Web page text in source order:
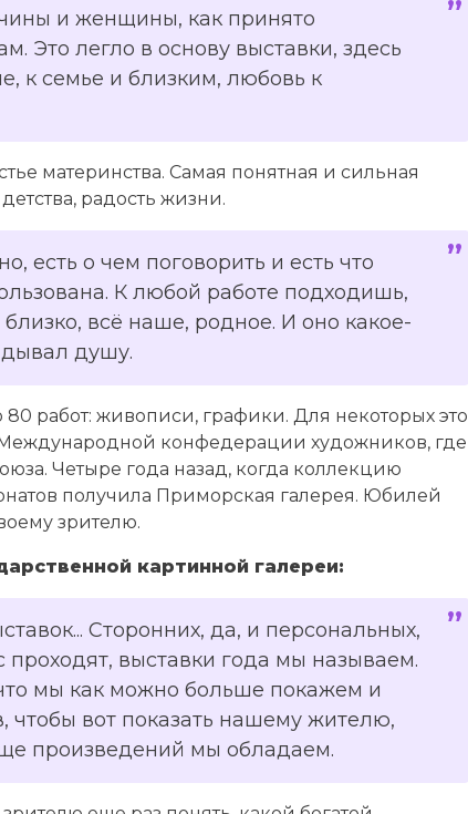
и женщины, как принято
Это легло в основу выставки, здесь
к семье и близким, любовь к
материнства. Самая понятная и сильная
радость жизни.
есть о чем поговорить и есть что
К любой работе подходишь,
всё наше, родное. И оно какое-
душу.
работ: живописи, графики. Для некоторых это
конфедерации художников, где
Четыре года назад, когда коллекцию
получила Приморская галерея. Юбилей
зрителю.
картинной галереи:
Сторонних, да, и персональных,
выставки года мы называем.
мы как можно больше покажем и
чтобы вот показать нашему жителю,
произведений мы обладаем.